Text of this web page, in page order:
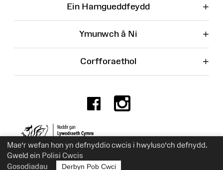
Mae’r wefan hon yn defnyddio cwcis i hwyluso’ch defnydd.
Gweld ein Polisi Cwcis
Gosodiadau
Derbyn Pob Cwci
Ein Hamgueddfeydd +
Ymunwch â Ni +
Corfforaethol +
Facebook